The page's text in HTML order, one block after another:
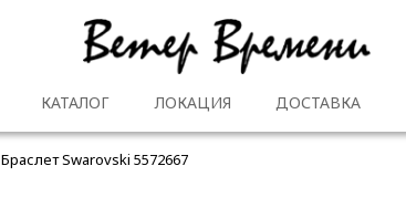
КАТАЛОГ ЛОКАЦИЯ ДОСТАВКА
Браслет Swarovski 5572667